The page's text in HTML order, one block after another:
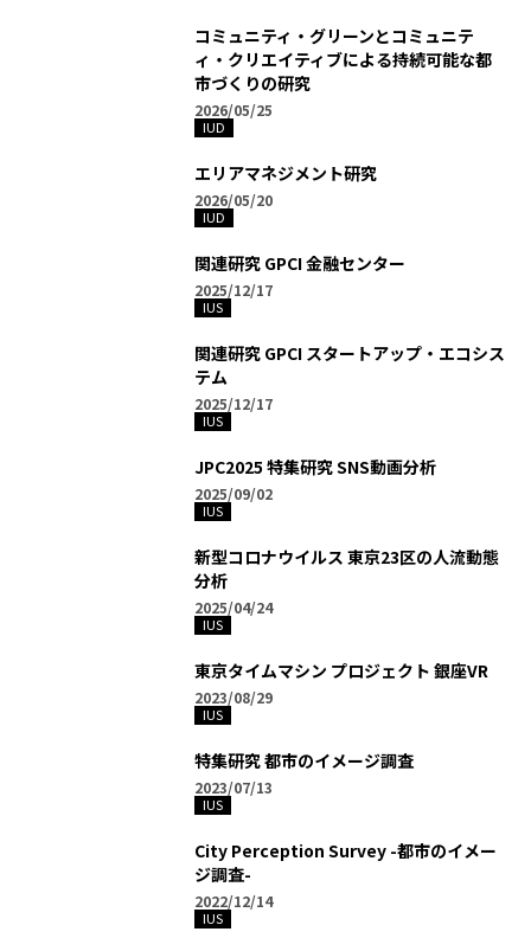
コミュニティ・グリーンとコミュニテ
ィ・クリエイティブによる持続可能な都
市づくりの研究
2026/05/25
IUD
エリアマネジメント研究
2026/05/20
IUD
関連研究 GPCI 金融センター
2025/12/17
IUS
関連研究 GPCI スタートアップ・エコシス
テム
2025/12/17
IUS
JPC2025 特集研究 SNS動画分析
2025/09/02
IUS
新型コロナウイルス 東京23区の人流動態
分析
2025/04/24
IUS
東京タイムマシン プロジェクト 銀座VR
2023/08/29
IUS
特集研究 都市のイメージ調査
2023/07/13
IUS
City Perception Survey -都市のイメー
ジ調査-
2022/12/14
IUS